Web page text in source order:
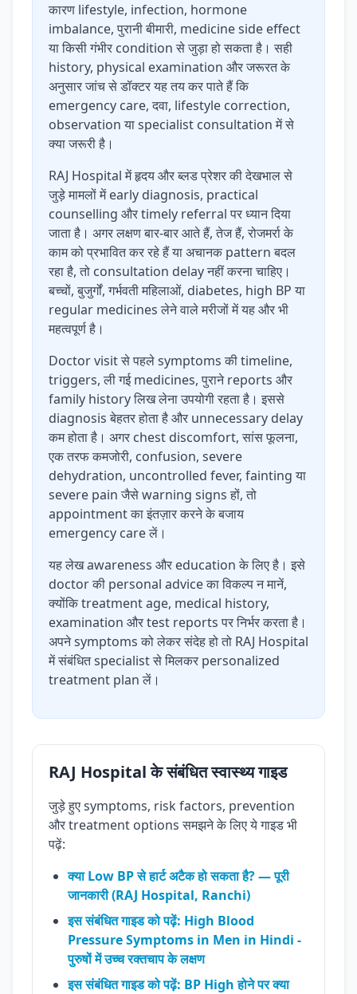
कारण lifestyle, infection, hormone
imbalance, पुरानी बीमारी, medicine side effect
या किसी गंभीर condition से जुड़ा हो सकता है। सही
history, physical examination और जरूरत के
अनुसार जांच से डॉक्टर यह तय कर पाते हैं कि
emergency care, दवा, lifestyle correction,
observation या specialist consultation में से
क्या जरूरी है।
RAJ Hospital में हृदय और ब्लड प्रेशर की देखभाल से
जुड़े मामलों में early diagnosis, practical
counselling और timely referral पर ध्यान दिया
जाता है। अगर लक्षण बार-बार आते हैं, तेज हैं, रोजमर्रा के
काम को प्रभावित कर रहे हैं या अचानक pattern बदल
रहा है, तो consultation delay नहीं करना चाहिए।
बच्चों, बुजुर्गों, गर्भवती महिलाओं, diabetes, high BP या
regular medicines लेने वाले मरीजों में यह और भी
महत्वपूर्ण है।
Doctor visit से पहले symptoms की timeline,
triggers, ली गई medicines, पुराने reports और
family history लिख लेना उपयोगी रहता है। इससे
diagnosis बेहतर होता है और unnecessary delay
कम होता है। अगर chest discomfort, सांस फूलना,
एक तरफ कमजोरी, confusion, severe
dehydration, uncontrolled fever, fainting या
severe pain जैसे warning signs हों, तो
appointment का इंतज़ार करने के बजाय
emergency care लें।
यह लेख awareness और education के लिए है। इसे
doctor की personal advice का विकल्प न मानें,
क्योंकि treatment age, medical history,
examination और test reports पर निर्भर करता है।
अपने symptoms को लेकर संदेह हो तो RAJ Hospital
में संबंधित specialist से मिलकर personalized
treatment plan लें।
RAJ Hospital के संबंधित स्वास्थ्य गाइड
जुड़े हुए symptoms, risk factors, prevention
और treatment options समझने के लिए ये गाइड भी
पढ़ें:
क्या Low BP से हार्ट अटैक हो सकता है? — पूरी
जानकारी (RAJ Hospital, Ranchi)
इस संबंधित गाइड को पढ़ें: High Blood
Pressure Symptoms in Men in Hindi -
पुरुषों में उच्च रक्तचाप के लक्षण
इस संबंधित गाइड को पढ़ें: BP High होने पर क्या